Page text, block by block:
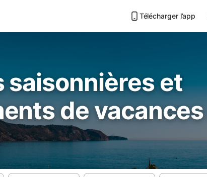
Télécharger l’app
saisonnières et
de vacances